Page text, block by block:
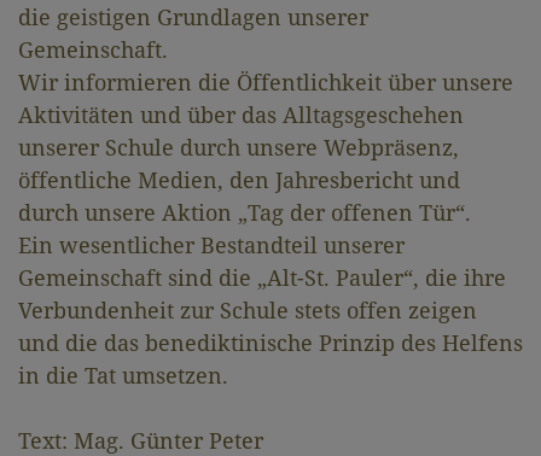
die geistigen Grundlagen unserer
Gemeinschaft.
Wir informieren die Öffentlichkeit über unsere
Aktivitäten und über das Alltagsgeschehen
unserer Schule durch unsere Webpräsenz,
öffentliche Medien, den Jahresbericht und
durch unsere Aktion „Tag der offenen Tür“.
Ein wesentlicher Bestandteil unserer
Gemeinschaft sind die „Alt-St. Pauler“, die ihre
Verbundenheit zur Schule stets offen zeigen
und die das benediktinische Prinzip des Helfens
in die Tat umsetzen.
Text: Mag. Günter Peter